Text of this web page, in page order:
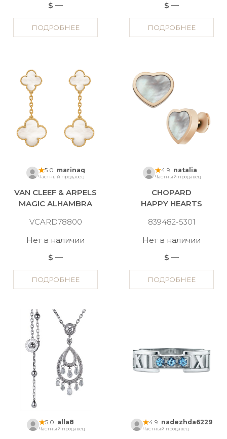
$ —
ПОДРОБНЕЕ
$ —
ПОДРОБНЕЕ
5.0 marinaq
Частный продавец
VAN CLEEF & ARPELS
MAGIC ALHAMBRA
VCARD78800
Нет в наличии
$ —
ПОДРОБНЕЕ
4.9 natalia
Частный продавец
CHOPARD
HAPPY HEARTS
839482-5301
Нет в наличии
$ —
ПОДРОБНЕЕ
5.0 alla8
Частный продавец
4.9 nadezhda6229
Частный продавец